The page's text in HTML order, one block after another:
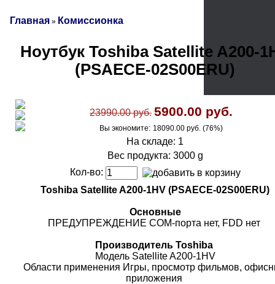
Главная » Комиссионка
Ноутбук Toshiba Satellite A200-
(PSAECE-02S00ERU)
23990.00 руб. 5900.00 руб.
Вы экономите: 18090.00 руб. (76%)
На складе: 1
Вес продукта: 3000 g
Кол-во:
Toshiba Satellite A200-1HV (PSAECE-02S00ERU)
Основные
ПРЕДУПРЕЖДЕНИЕ COM-порта нет, FDD нет
Производитель Toshiba
Модель Satellite A200-1HV
Области применения Игры, просмотр фильмов,
приложения